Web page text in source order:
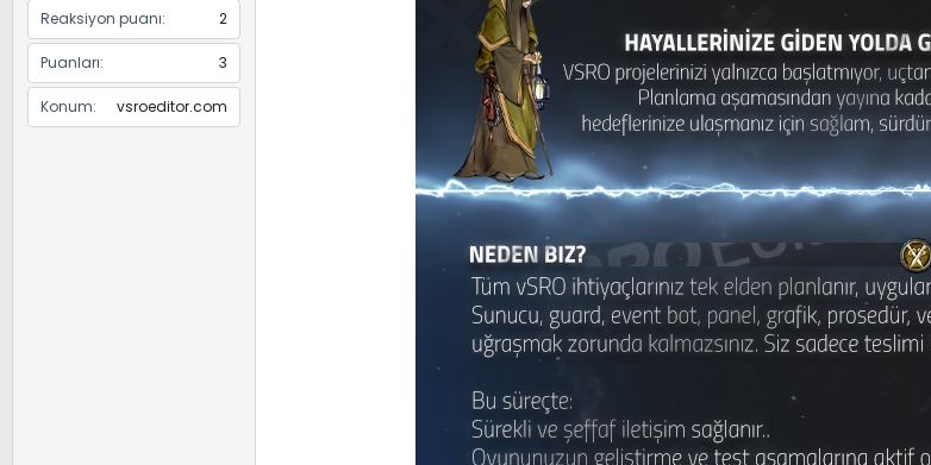
Reaksiyon puanı 2
Puanları 3
Konum vsroeditor.com